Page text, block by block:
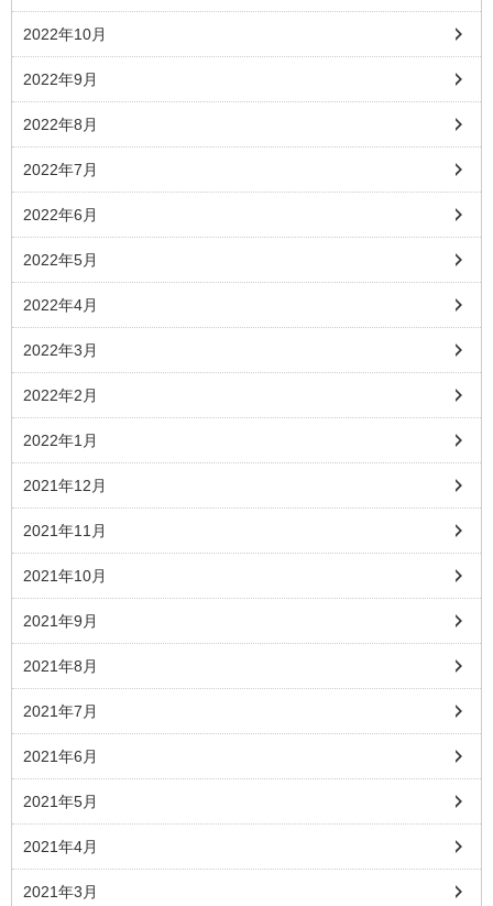
2022年10月
2022年9月
2022年8月
2022年7月
2022年6月
2022年5月
2022年4月
2022年3月
2022年2月
2022年1月
2021年12月
2021年11月
2021年10月
2021年9月
2021年8月
2021年7月
2021年6月
2021年5月
2021年4月
2021年3月